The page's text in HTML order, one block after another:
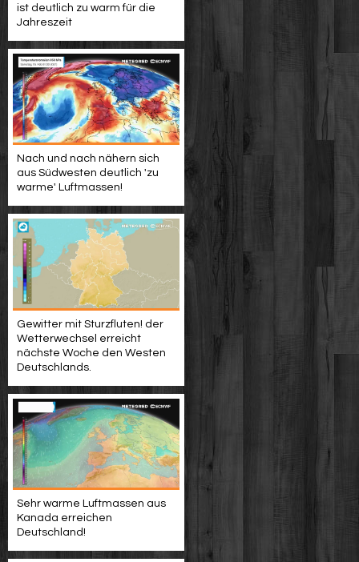
ist deutlich zu warm für die
Jahreszeit
Nach und nach nähern sich
aus Südwesten deutlich 'zu
warme' Luftmassen!
Gewitter mit Sturzfluten! der
Wetterwechsel erreicht
nächste Woche den Westen
Deutschlands.
Sehr warme Luftmassen aus
Kanada erreichen
Deutschland!